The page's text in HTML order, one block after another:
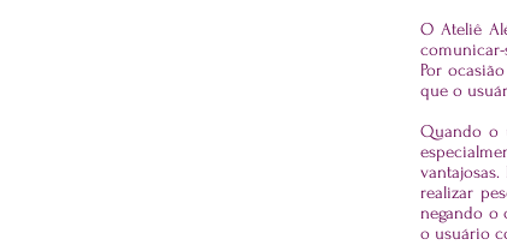
O Ateliê
comunicar-
Por
que o
Quando o
realizar
negando o
o usuário